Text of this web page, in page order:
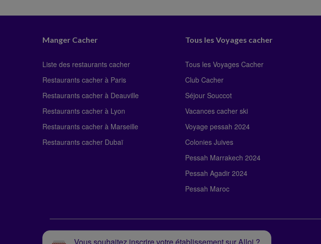
Manger Cacher
Liste des restaurants cacher
Restaurants cacher à Paris
Restaurants cacher à Deauville
Restaurants cacher à Lyon
Restaurants cacher à Marseille
Restaurants cacher Dubaï
Tous les Voyages cacher
Tous les Voyages Cacher
Club Cacher
Séjour Souccot
Vacances cacher ski
Voyage pessah 2024
Colonies Juives
Pessah Marrakech 2024
Pessah Agadir 2024
Pessah Maroc